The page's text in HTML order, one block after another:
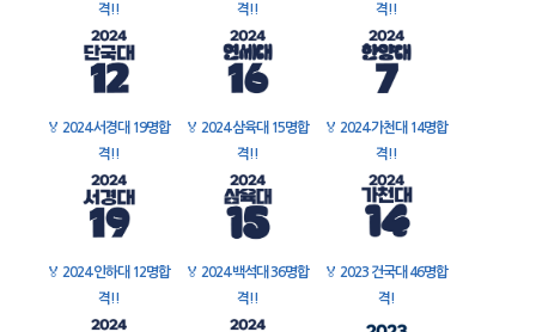
격!!
격!!
격!!
🏅 2024 서경대 19명합
격!!
🏅 2024 삼육대 15명합
격!!
🏅 2024 가천대 14명합
격!!
🏅 2024 인하대 12명합
격!!
🏅 2024 백석대 36명합
격!!
🏅 2023 건국대 46명합
격!